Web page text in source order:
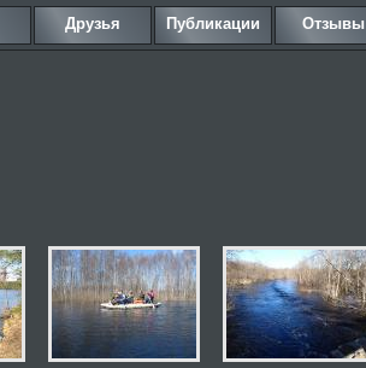
Друзья Публикации Отзывы